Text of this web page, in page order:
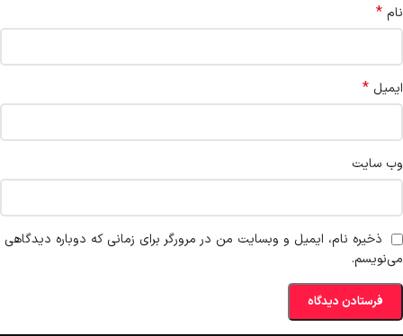
نام *
ایمیل *
وب‌ سایت
ذخیره نام، ایمیل و وبسایت من در مرورگر برای زمانی که دوباره دیدگاهی
می‌نویسم.